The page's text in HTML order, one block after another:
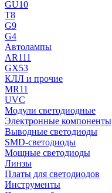
GU10
T8
G9
G4
Автолампы
AR111
GX53
КЛЛ и прочие
MR11
UVC
Модули светодиодные
Электронные компоненты
Выводные светодиоды
SMD-светодиоды
Мощные светодиоды
Линзы
Платы для светодиодов
Инструменты